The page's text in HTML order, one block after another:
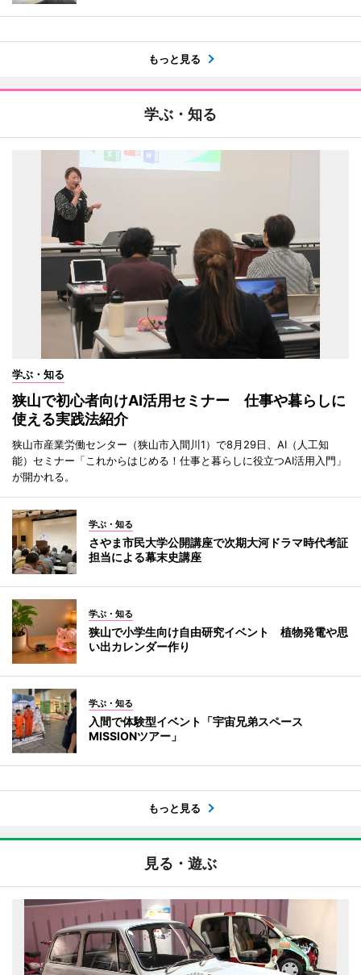
もっと見る
学ぶ・知る
学ぶ・知る
狭山で初心者向けAI活用セミナー 仕事や暮らしに
使える実践法紹介
狭山市産業労働センター（狭山市入間川1）で8月29日、AI（人工知
能）セミナー「これからはじめる！仕事と暮らしに役立つAI活用入門」
が開かれる。
学ぶ・知る
さやま市民大学公開講座で次期大河ドラマ時代考証
担当による幕末史講座
学ぶ・知る
狭山で小学生向け自由研究イベント 植物発電や思
い出カレンダー作り
学ぶ・知る
入間で体験型イベント「宇宙兄弟スペース
MISSIONツアー」
もっと見る
見る・遊ぶ